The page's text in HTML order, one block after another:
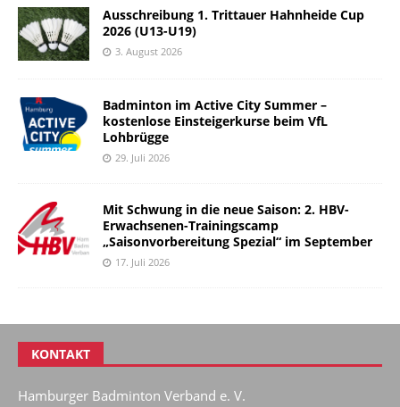
Ausschreibung 1. Trittauer Hahnheide Cup
2026 (U13-U19)
3. August 2026
Badminton im Active City Summer –
kostenlose Einsteigerkurse beim VfL
Lohbrügge
29. Juli 2026
Mit Schwung in die neue Saison: 2. HBV-
Erwachsenen-Trainingscamp
„Saisonvorbereitung Spezial“ im September
17. Juli 2026
KONTAKT
Hamburger Badminton Verband e. V.